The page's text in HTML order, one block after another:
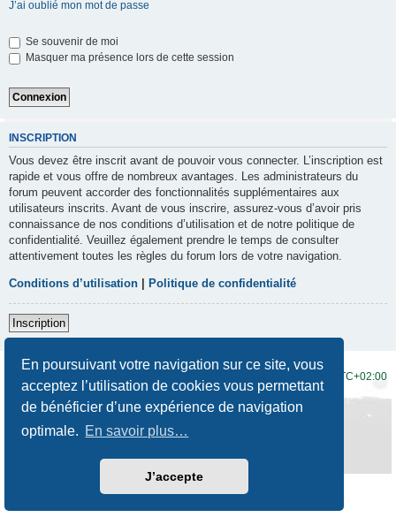
En poursuivant votre navigation sur ce site, vous
acceptez l’utilisation de cookies vous permettant
de bénéficier d’une expérience de navigation
optimale. En savoir plus…
J’accepte
J’ai oublié mon mot de passe
Se souvenir de moi
Masquer ma présence lors de cette session
INSCRIPTION
Vous devez être inscrit avant de pouvoir vous connecter. L’inscription est
rapide et vous offre de nombreux avantages. Les administrateurs du
forum peuvent accorder des fonctionnalités supplémentaires aux
utilisateurs inscrits. Avant de vous inscrire, assurez-vous d’avoir pris
connaissance de nos conditions d’utilisation et de notre politique de
confidentialité. Veuillez également prendre le temps de consulter
attentivement toutes les règles du forum lors de votre navigation.
Conditions d’utilisation Politique de confidentialité
Inscription
UTC+02:00
Développé par phpBB® Forum Software © phpBB Limited
Traduction française officielle
Prosilver New Edition
Confidentialité|Conditions